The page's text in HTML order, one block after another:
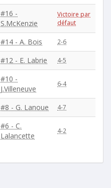
#16 -
S.McKenzie
Victoire par
défaut
#14 - A. Bois 2-6
#12 - E. Labrie 4-5
#10 -
J.Villeneuve
6-4
#8 - G. Lanoue 4-7
#6 - C.
Lalancette
4-2